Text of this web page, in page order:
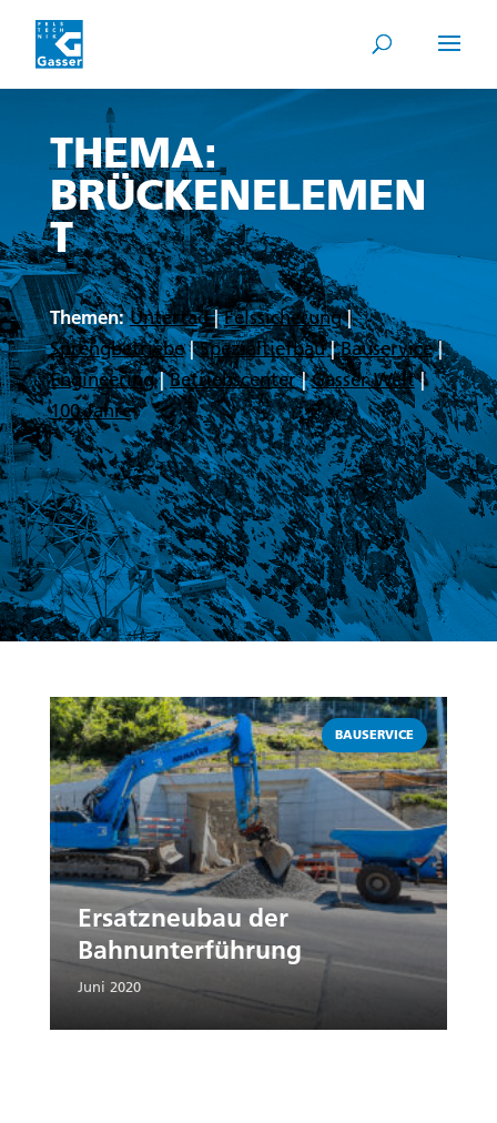
THEMA:
BRÜCKENELEMEN
T
Themen:Untertag|Felssicherung|
Sprengbetriebe|Spezialtiefbau|Bauservice|
Engineering|Betriebscenter|Gasser Welt|
100 Jahre
BAUSERVICE
Ersatzneubau der
Bahnunterführung
Juni 2020
Weiterlesen